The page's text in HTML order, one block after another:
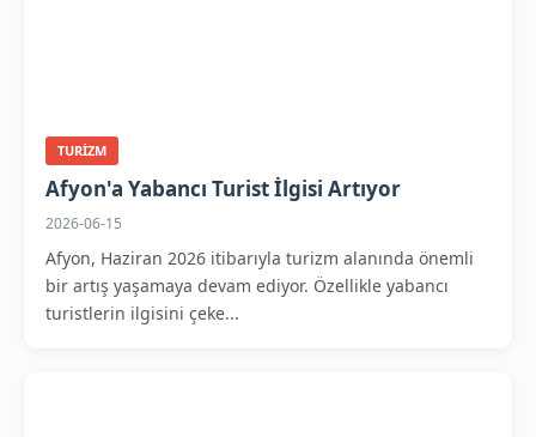
TURIZM
Afyon'a Yabancı Turist İlgisi Artıyor
2026-06-15
Afyon, Haziran 2026 itibarıyla turizm alanında önemli
bir artış yaşamaya devam ediyor. Özellikle yabancı
turistlerin ilgisini çeke...